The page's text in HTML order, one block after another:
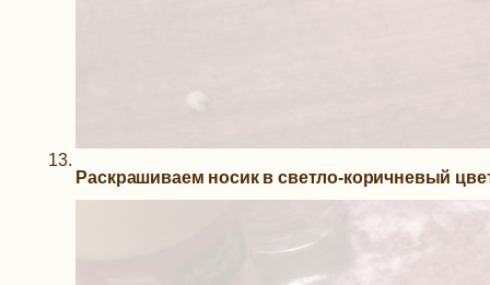
Раскрашиваем носик в светло-коричневый